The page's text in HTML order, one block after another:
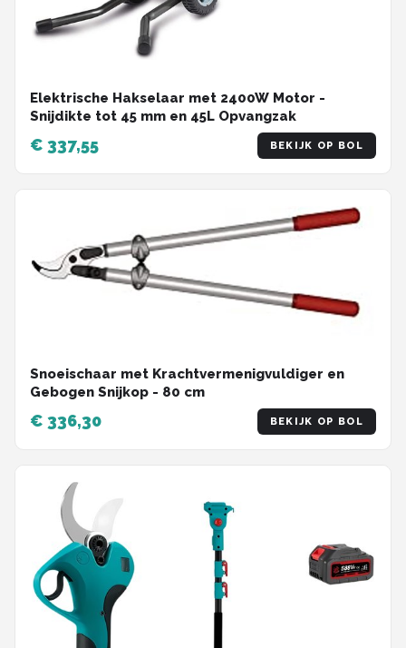
Elektrische Hakselaar met 2400W Motor -
Snijdikte tot 45 mm en 45L Opvangzak
€ 337,55 BEKIJK OP BOL
Snoeischaar met Krachtvermenigvuldiger en
Gebogen Snijkop - 80 cm
€ 336,30 BEKIJK OP BOL